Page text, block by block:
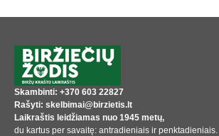
Skambinti: +370 603 22827
Rašyti: skelbimai@birzietis.lt
Laikraštis leidžiamas nuo 1945 metų,
du kartus per savaitę: antradieniais ir penktadieniais.